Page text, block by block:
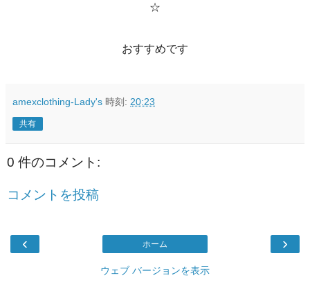
☆
おすすめです
amexclothing-Lady's 時刻: 20:23
共有
0 件のコメント:
コメントを投稿
‹ ›
ホーム
ウェブ バージョンを表示